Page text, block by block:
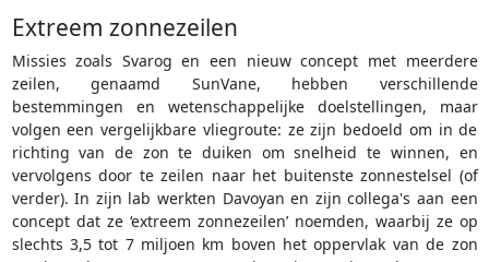
Extreem zonnezeilen
Missies zoals Svarog en een nieuw concept met meerdere
zeilen, genaamd SunVane, hebben verschillende
bestemmingen en wetenschappelijke doelstellingen, maar
volgen een vergelijkbare vliegroute: ze zijn bedoeld om in de
richting van de zon te duiken om snelheid te winnen, en
vervolgens door te zeilen naar het buitenste zonnestelsel (of
verder). In zijn lab werkten Davoyan en zijn collega's aan een
concept dat ze ‘extreem zonnezeilen’ noemden, waarbij ze op
slechts 3,5 tot 7 miljoen km boven het oppervlak van de zon